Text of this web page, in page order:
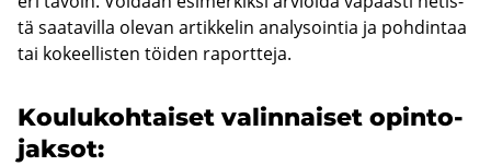
tä saa­ta­vil­la ole­van ar­tik­ke­lin ana­ly­soin­tia ja poh­din­taa
tai ko­keel­lis­ten töi­den ra­port­te­ja.
Kou­lu­koh­tai­set va­lin­nai­set opin­to­
jak­sot: